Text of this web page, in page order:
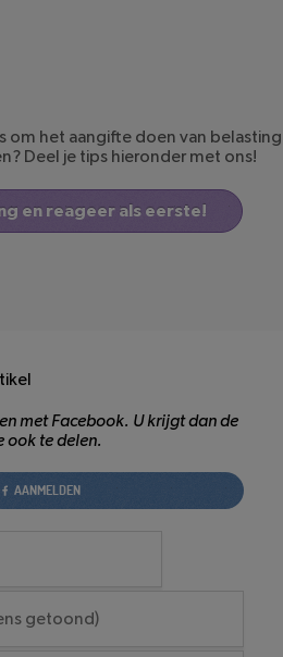
om het aangifte doen van belasting
Deel je tips hieronder met ons!
en reageer als eerste!
met Facebook. U krijgt dan de
ook te delen.
AANMELDEN